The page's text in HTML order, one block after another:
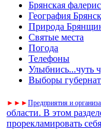
Брянская
География
Природа
Святые места
Погода
Телефоны
Улыбнись...чуть
Выборы
► ► ►Предприятия и
области. В этом
прорекламировать